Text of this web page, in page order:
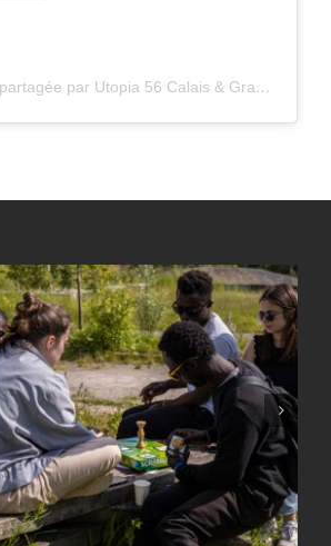
Une publication partagée par Utopia 56 Calais & Grande-Synthe (@utopia56calais_gs)